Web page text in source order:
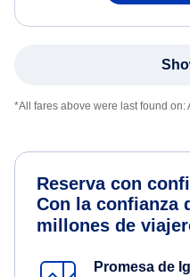
*All fares above were last found on:
Reserva con
Con la confianza
millones de
Promesa de